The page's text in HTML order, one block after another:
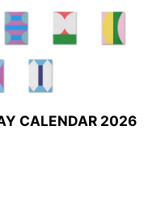
CALENDAR 2026